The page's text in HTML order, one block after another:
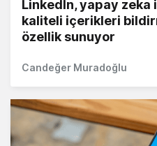
LinkedIn, yapay
kaliteli içerikleri
özellik sunuyor
Candeğer Muradoğlu